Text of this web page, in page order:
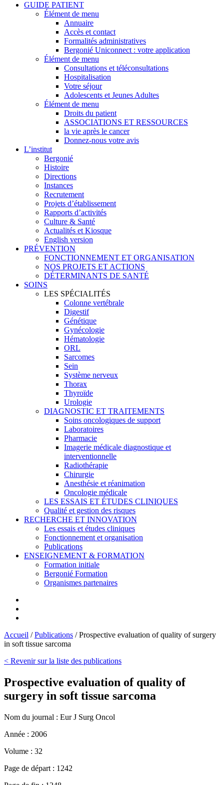
GUIDE PATIENT
Élément de menu
Annuaire
Accès et contact
Formalités administratives
Bergonié Uniconnect : votre application
Élément de menu
Consultations et téléconsultations
Hospitalisation
Votre séjour
Adolescents et Jeunes Adultes
Élément de menu
Droits du patient
ASSOCIATIONS ET RESSOURCES
la vie après le cancer
Donnez-nous votre avis
L’institut
Bergonié
Histoire
Directions
Instances
Recrutement
Projets d’établissement
Rapports d’activités
Culture & Santé
Actualités et Kiosque
English version
PRÉVENTION
FONCTIONNEMENT ET ORGANISATION
NOS PROJETS ET ACTIONS
DÉTERMINANTS DE SANTÉ
SOINS
LES SPÉCIALITÉS
Colonne vertébrale
Digestif
Génétique
Gynécologie
Hématologie
ORL
Sarcomes
Sein
Système nerveux
Thorax
Thyroïde
Urologie
DIAGNOSTIC ET TRAITEMENTS
Soins oncologiques de support
Laboratoires
Pharmacie
Imagerie médicale diagnostique et
interventionnelle
Radiothérapie
Chirurgie
Anesthésie et réanimation
Oncologie médicale
LES ESSAIS ET ÉTUDES CLINIQUES
Qualité et gestion des risques
RECHERCHE ET INNOVATION
Les essais et études cliniques
Fonctionnement et organisation
Publications
ENSEIGNEMENT & FORMATION
Formation initiale
Bergonié Formation
Organismes partenaires
Accueil /Publications /Prospective evaluation of quality of surgery
in soft tissue sarcoma
< Revenir sur la liste des publications
Prospective evaluation of quality of
surgery in soft tissue sarcoma
Nom du journal : Eur J Surg Oncol
Année : 2006
Volume : 32
Page de départ : 1242